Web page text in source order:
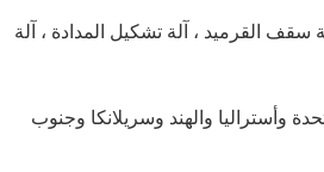
سقف القرميد ، آلة تشكيل المدادة ، آلة
وأستراليا والهند وسريلانكا وجنوب